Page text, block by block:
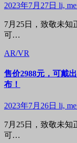
2023年7月27日 li,
7月25日，致敬未
可…
AR/VR
售价2988元，可戴
布！
2023年7月26日 li,
7月25日，致敬未
可…